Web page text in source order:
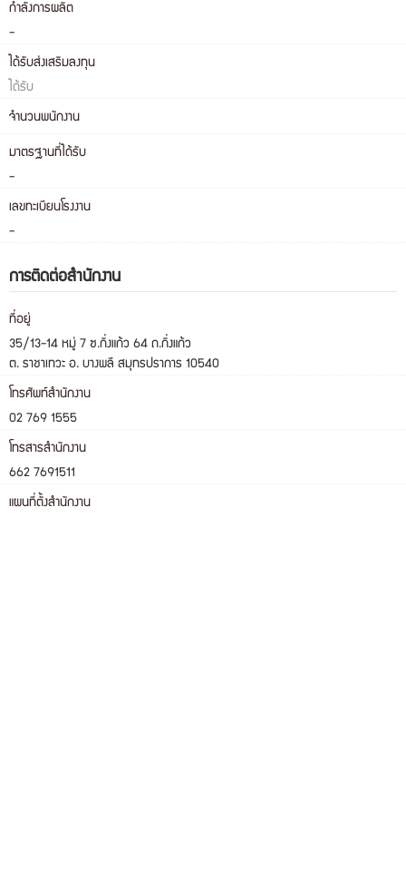
กำลังการผลิต
-
ได้รับส่งเสริมลงทุน
ได้รับ
จำนวนพนักงาน
มาตรฐานที่ได้รับ
-
เลขทะเบียนโรงงาน
-
การติดต่อสำนักงาน
ที่อยู่
35/13-14 หมู่ 7 ซ.กิ่งแก้ว 64 ถ.กิ่งแก้ว
ต. ราชาเทวะ อ. บางพลี สมุทรปราการ 10540
โทรศัพท์สำนักงาน
02 769 1555
โทรสารสำนักงาน
662 7691511
แผนที่ตั้งสำนักงาน